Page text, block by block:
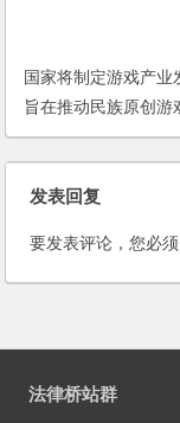
国家将制定游戏产业
旨在推动民族原创游
(2006)
发表回复
要发表评论，您必
法律桥站群